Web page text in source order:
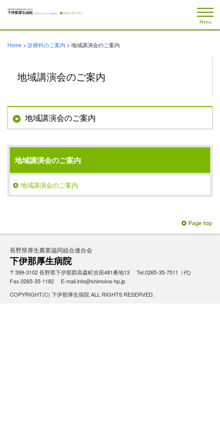
Menu
Home > 診療科のご案内 > 地域講演会のご案内
地域講演会のご案内
地域講演会のご案内
地域講演会のご案内
地域講演会のご案内
長野県厚生農業協同組合連合会
下伊那厚生病院
〒399-3102 長野県下伊那郡高森町吉田481番地13 Tel.0265-35-7511（代)
Fax.0265-35-1182 E-mail.info@shimoina-hp.jp
COPYRIGHT(C) 下伊那厚生病院 ALL RIGHTS RESERVED.